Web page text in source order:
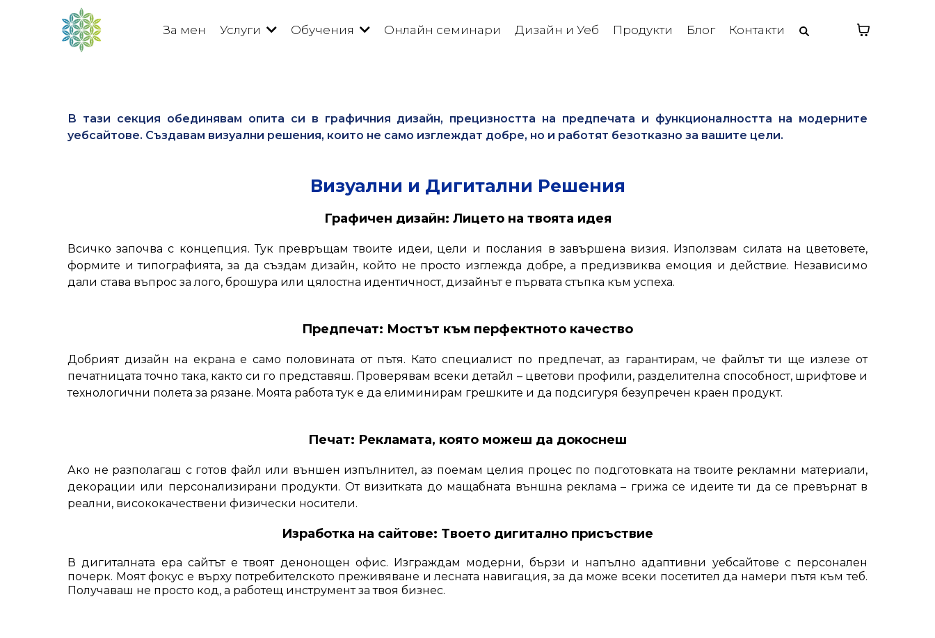
За мен Услуги Обучения Онлайн семинари Дизайн и Уеб Продукти Блог Контакти
В тази секция обединявам опита си в графичния дизайн, прецизността на предпечата и функционалността на модерните
уебсайтове. Създавам визуални решения, които не само изглеждат добре, но и работят безотказно за вашите цели.
Визуални и Дигитални Решения
Графичен дизайн: Лицето на твоята идея
Всичко започва с концепция. Тук превръщам твоите идеи, цели и послания в завършена визия. Използвам силата на цветовете,
формите и типографията, за да създам дизайн, който не просто изглежда добре, а предизвиква емоция и действие. Независимо
дали става въпрос за лого, брошура или цялостна идентичност, дизайнът е първата стъпка към успеха.
Предпечат: Мостът към перфектното качество
Добрият дизайн на екрана е само половината от пътя. Като специалист по предпечат, аз гарантирам, че файлът ти ще излезе от
печатницата точно така, както си го представяш. Проверявам всеки детайл – цветови профили, разделителна способност, шрифтове и
технологични полета за рязане. Моята работа тук е да елиминирам грешките и да подсигуря безупречен краен продукт.
Печат: Рекламата, която можеш да докоснеш
Ако не разполагаш с готов файл или външен изпълнител, аз поемам целия процес по подготовката на твоите рекламни материали,
декорации или персонализирани продукти. От визитката до мащабната външна реклама – грижа се идеите ти да се превърнат в
реални, висококачествени физически носители.
Изработка на сайтове: Твоето дигитално присъствие
В дигиталната ера сайтът е твоят денонощен офис. Изграждам модерни, бързи и напълно адаптивни уебсайтове с персонален
почерк. Моят фокус е върху потребителското преживяване и лесната навигация, за да може всеки посетител да намери пътя към теб.
Получаваш не просто код, а работещ инструмент за твоя бизнес.